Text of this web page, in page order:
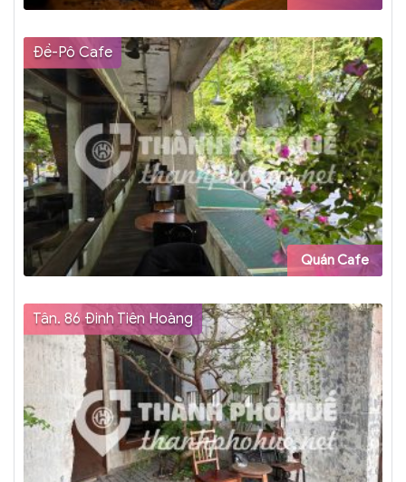
Đề-Pô Cafe
Quán Cafe
Tân. 86 Đinh Tiên Hoàng